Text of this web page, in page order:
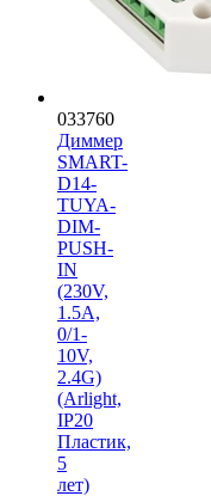
033760
Диммер
SMART-
D14-
TUYA-
DIM-
PUSH-
IN
(230V,
1.5A,
0/1-
10V,
2.4G)
(Arlight,
IP20
Пластик,
5
лет)